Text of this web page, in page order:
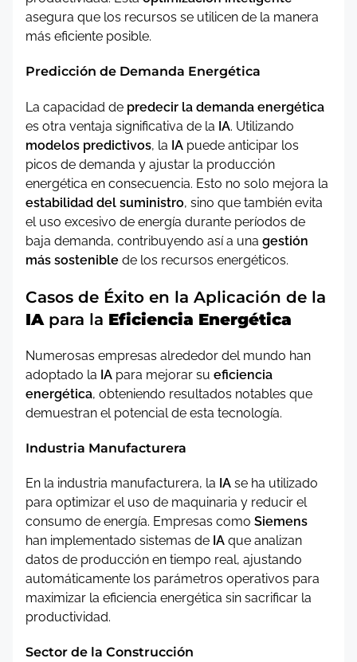
asegura que los recursos se utilicen de la manera
más eficiente posible.
Predicción de Demanda Energética
La capacidad de predecir la demanda energética
es otra ventaja significativa de la IA. Utilizando
modelos predictivos, la IA puede anticipar los
picos de demanda y ajustar la producción
energética en consecuencia. Esto no solo mejora la
estabilidad del suministro, sino que también evita
el uso excesivo de energía durante períodos de
baja demanda, contribuyendo así a una gestión
más sostenible de los recursos energéticos.
Casos de Éxito en la Aplicación de la
IA para la Eficiencia Energética
Numerosas empresas alrededor del mundo han
adoptado la IA para mejorar su eficiencia
energética, obteniendo resultados notables que
demuestran el potencial de esta tecnología.
Industria Manufacturera
En la industria manufacturera, la IA se ha utilizado
para optimizar el uso de maquinaria y reducir el
consumo de energía. Empresas como Siemens
han implementado sistemas de IA que analizan
datos de producción en tiempo real, ajustando
automáticamente los parámetros operativos para
maximizar la eficiencia energética sin sacrificar la
productividad.
Sector de la Construcción